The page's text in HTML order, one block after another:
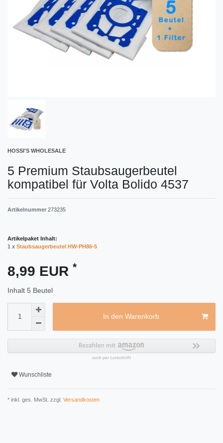
HOSSI'S WHOLESALE
5 Premium Staubsaugerbeutel
kompatibel für Volta Bolido 4537
Artikelnummer 273235
Artikelpaket Inhalt:
1 x Staubsaugerbeutel HW-PH86-5
8,99 EUR *
Inhalt 5 Beutel
In den Warenkorb
Wunschliste
* inkl. ges. MwSt. zzgl. Versandkosten